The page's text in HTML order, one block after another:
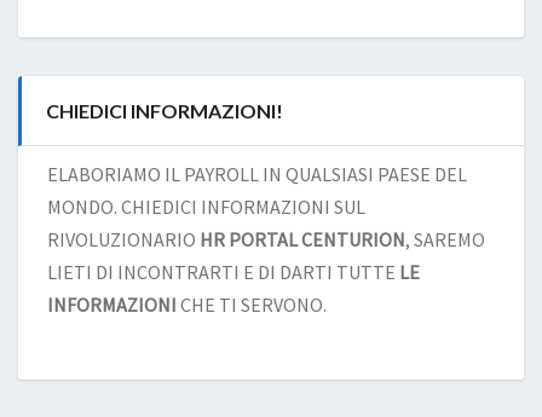
CHIEDICI INFORMAZIONI!
ELABORIAMO IL PAYROLL IN QUALSIASI PAESE DEL
MONDO. CHIEDICI INFORMAZIONI SUL
RIVOLUZIONARIO HR PORTAL CENTURION, SAREMO
LIETI DI INCONTRARTI E DI DARTI TUTTE LE
INFORMAZIONI CHE TI SERVONO.